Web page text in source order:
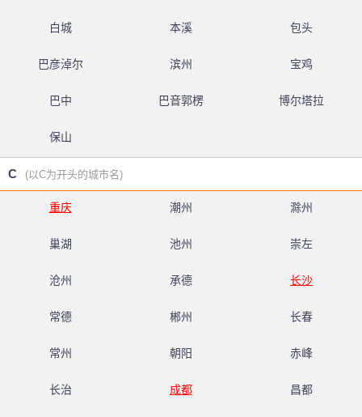
白城 本溪 包头
巴彦淖尔 滨州 宝鸡
巴中 巴音郭楞 博尔塔拉
保山
C (以C为开头的城市名)
重庆 潮州 滁州
巢湖 池州 崇左
沧州 承德 长沙
常德 郴州 长春
常州 朝阳 赤峰
长治 成都 昌都